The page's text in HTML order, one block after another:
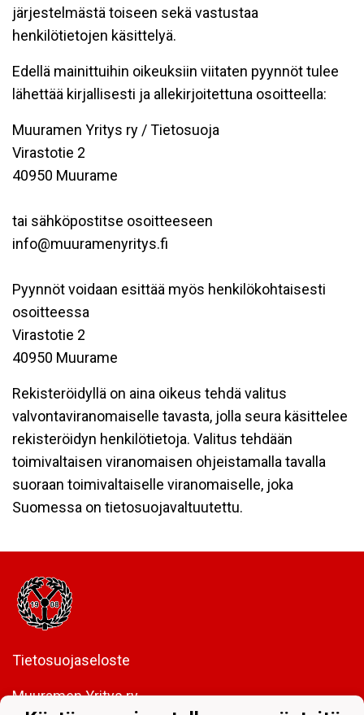
järjestelmästä toiseen sekä vastustaa
henkilötietojen käsittelyä.
Edellä mainittuihin oikeuksiin viitaten pyynnöt tulee
lähettää kirjallisesti ja allekirjoitettuna osoitteella:
Muuramen Yritys ry / Tietosuoja
Virastotie 2
40950 Muurame
tai sähköpostitse osoitteeseen
info@muuramenyritys.fi
Pyynnöt voidaan esittää myös henkilökohtaisesti
osoitteessa
Virastotie 2
40950 Muurame
Rekisteröidyllä on aina oikeus tehdä valitus
valvontaviranomaiselle tavasta, jolla seura käsittelee
rekisteröidyn henkilötietoja. Valitus tehdään
toimivaltaisen viranomaisen ohjeistamalla tavalla
suoraan toimivaltaiselle viranomaiselle, joka
Suomessa on tietosuojavaltuutettu.
Tietosuojaseloste
Muuramen Yritys ry